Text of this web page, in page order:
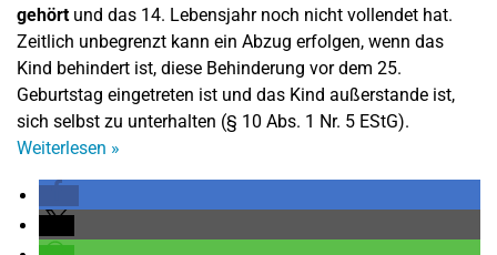
gehörtund das 14. Lebensjahr noch nicht vollendet hat.
Zeitlich unbegrenzt kann ein Abzug erfolgen, wenn das
Kind behindert ist, diese Behinderung vor dem 25.
Geburtstag eingetreten ist und das Kind außerstande ist,
sich selbst zu unterhalten (§ 10 Abs. 1 Nr. 5 EStG).
Weiterlesen »